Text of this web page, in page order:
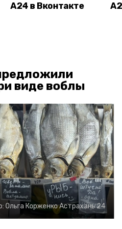
А24 в Вконтакте
виде воблы
Ольга КорженкоАстрахань 24